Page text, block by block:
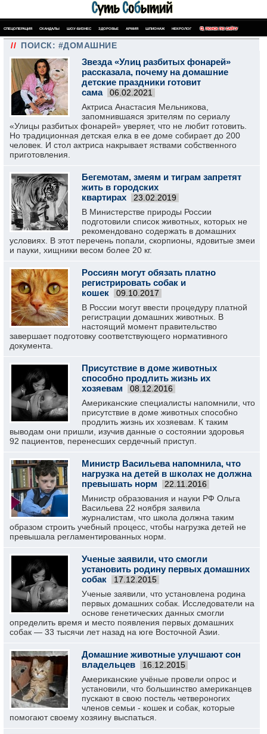
СПЕЦОПЕРАЦИЯ СКАНДАЛЫ ШОУ-БИЗНЕС ЗДОРОВЬЕ АРМИЯ ШПИОНАЖ НЕКРОЛОГ ПОИСК ПО САЙТУ
// ПОИСК: #ДОМАШНИЕ
Звезда «Улиц разбитых фонарей»
рассказала, почему на домашние
детские праздники готовит
сама
06.02.2021
Актриса Анастасия Мельникова,
запомнившаяся зрителям по сериалу
«Улицы разбитых фонарей» уверяет, что не любит готовить.
Но традиционная детская елка в ее доме собирает до 200
человек. И стол актриса накрывает яствами собственного
приготовления.
Бегемотам, змеям и тиграм запретят
жить в городских
квартирах
23.02.2019
В Министерстве природы России
подготовили список животных, которых не
рекомендовано содержать в домашних
условиях. В этот перечень попали, скорпионы, ядовитые змеи
и пауки, хищники весом более 20 кг.
Россиян могут обязать платно
регистрировать собак и
кошек
09.10.2017
В России могут ввести процедуру платной
регистрации домашних животных. В
настоящий момент правительство
завершает подготовку соответствующего нормативного
документа.
Присутствие в доме животных
способно продлить жизнь их
хозяевам
08.12.2016
Американские специалисты напомнили, что
присутствие в доме животных способно
продлить жизнь их хозяевам. К таким
выводам они пришли, изучив данные о состоянии здоровья
92 пациентов, перенесших сердечный приступ.
Министр Васильева напомнила, что
нагрузка на детей в школах не должна
превышать норм
22.11.2016
Министр образования и науки РФ Ольга
Васильева 22 ноября заявила
журналистам, что школа должна таким
образом строить учебный процесс, чтобы нагрузка детей не
превышала регламентированных норм.
Ученые заявили, что смогли
установить родину первых домашних
собак
17.12.2015
Ученые заявили, что установлена родина
первых домашних собак. Исследователи на
основе генетических данных смогли
определить время и место появления первых домашних
собак — 33 тысячи лет назад на юге Восточной Азии.
Домашние животные улучшают сон
владельцев
16.12.2015
Американские учёные провели опрос и
установили, что большинство американцев
пускают в свою постель четвероногих
членов семьи - кошек и собак, которые
помогают своему хозяину выспаться.